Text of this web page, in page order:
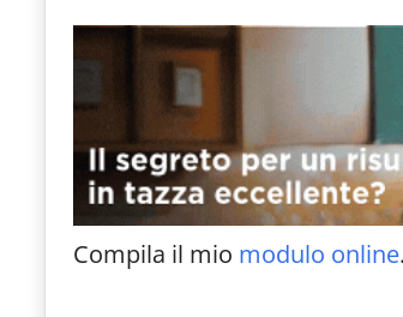
Compila il mio modulo online.